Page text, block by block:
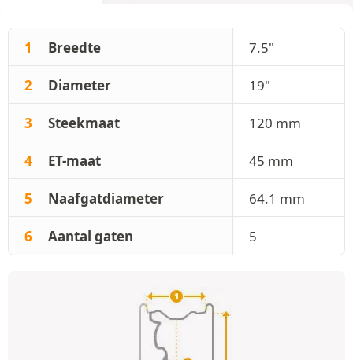
1 Breedte 7.5"
2 Diameter 19"
3 Steekmaat 120 mm
4 ET-maat 45 mm
5 Naafgatdiameter 64.1 mm
6 Aantal gaten 5